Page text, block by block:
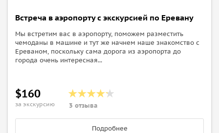
Встреча в аэропорту с экскурсией по Еревану
Мы встретим вас в аэропорту, поможем разместить
чемоданы в машине и тут же начнем наше знакомство с
Ереваном, поскольку сама дорога из аэропорта до
города очень интересная...
$160
за экскурсию 3 отзыва
Подробнее